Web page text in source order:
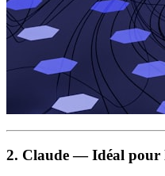
2. Claude — Idéal pour